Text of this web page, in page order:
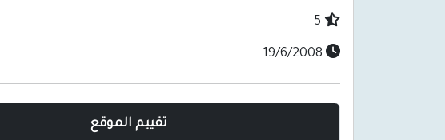
تقييم الموقع